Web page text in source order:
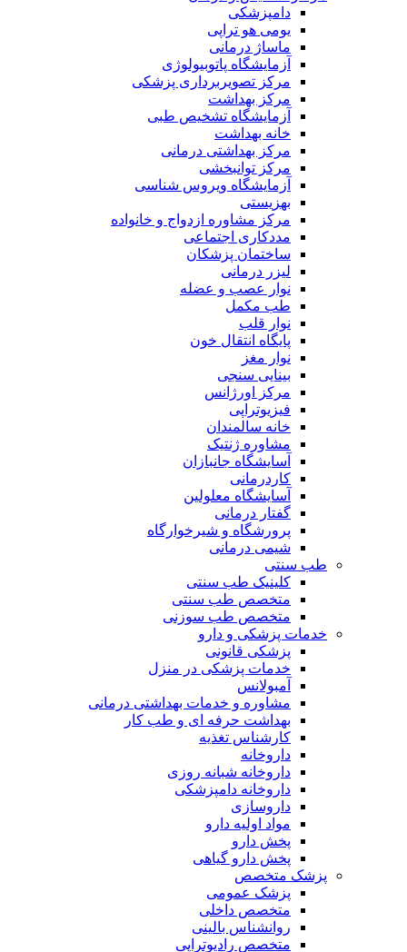
دامپزشکی
یومی هو تراپی
ماساژ درمانی
آزمایشگاه پاتوبیولوژی
مرکز تصویربرداری پزشکی
مرکز بهداشت
آزمایشگاه تشخیص طبی
خانه بهداشت
مرکز بهداشتی درمانی
مرکز توانبخشی
آزمایشگاه ویروس شناسی
بهزیستی
مرکز مشاوره ازدواج و خانواده
مددکاری اجتماعی
ساختمان پزشکان
لیزر درمانی
نوار عصب و عضله
طب مکمل
نوار قلب
پایگاه انتقال خون
نوار مغز
بینایی سنجی
مرکز اورژانس
فیزیوتراپی
خانه سالمندان
مشاوره ژنتیک
آسایشگاه جانبازان
کاردرمانی
آسایشگاه معلولین
گفتار درمانی
پرورشگاه و شیرخوارگاه
شیمی درمانی
طب سنتی
کلینیک طب سنتی
متخصص طب سنتی
متخصص طب سوزنی
خدمات پزشکی و دارو
پزشکی قانونی
خدمات پزشکی در منزل
آمبولانس
مشاوره و خدمات بهداشتی درمانی
بهداشت حرفه ای و طب کار
کارشناس تغذیه
داروخانه
داروخانه شبانه روزی
داروخانه دامپزشکی
داروسازی
مواد اولیه دارو
پخش دارو
پخش دارو گیاهی
پزشک متخصص
پزشک عمومی
متخصص داخلی
روانشناس بالینی
متخصص رادیوتراپی